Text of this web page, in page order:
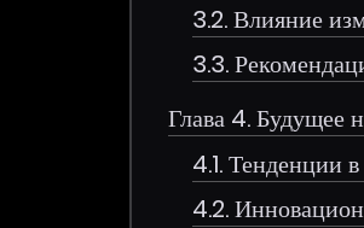
3.2. Влияние
3.3.
Глава 4. Будущее
4.1. Тенденции
4.2.